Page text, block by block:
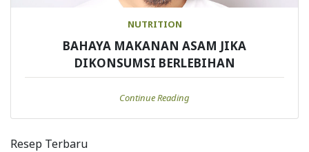
NUTRITION
BAHAYA MAKANAN ASAM JIKA
DIKONSUMSI BERLEBIHAN
Continue Reading
Resep Terbaru